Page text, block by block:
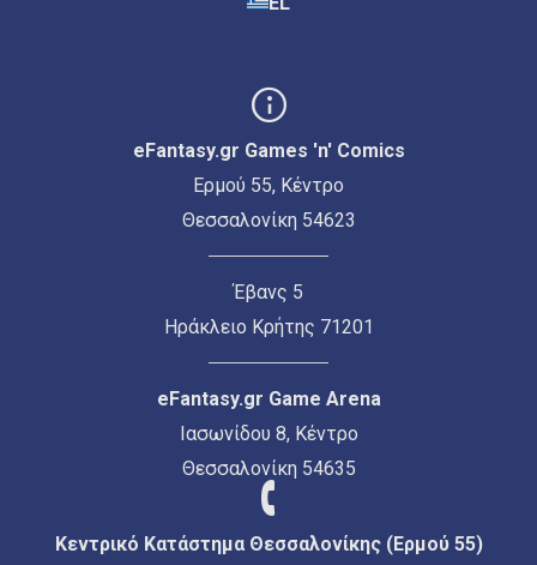
eFantasy.gr Games 'n' Comics
Ερμού 55, Κέντρο
Θεσσαλονίκη 54623
Έβανς 5
Ηράκλειο Κρήτης 71201
eFantasy.gr Game Arena
Ιασωνίδου 8, Κέντρο
Θεσσαλονίκη 54635
Κεντρικό Κατάστημα Θεσσαλονίκης (Ερμού 55)